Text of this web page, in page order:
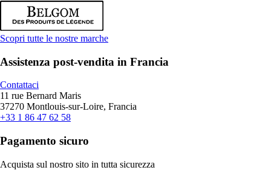
Scopri tutte le nostre marche
Assistenza post-vendita in Francia
Contattaci
11 rue Bernard Maris
37270 Montlouis-sur-Loire, Francia
+33 1 86 47 62 58
Pagamento sicuro
Acquista sul nostro sito in tutta sicurezza